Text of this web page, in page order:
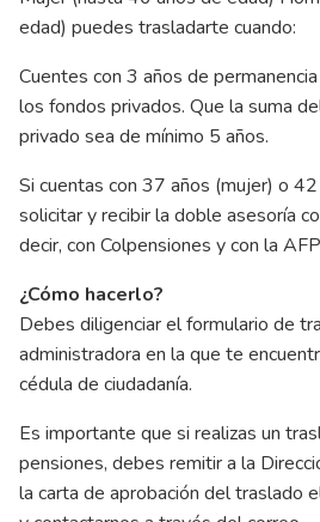
edad) puedes trasladarte cuando:
Cuentes con 3 años de
los fondos privados. Que la suma
privado sea de mínimo 5 años.
Si cuentas con 37 años (mujer) o
solicitar y recibir la doble asesoría
decir, con Colpensiones y con la
¿Cómo hacerlo?
Debes diligenciar el formulario de
administradora en la que te
cédula de ciudadanía.
Es importante que si realizas un
pensiones, debes remitir a la
la carta de aprobación del traslado